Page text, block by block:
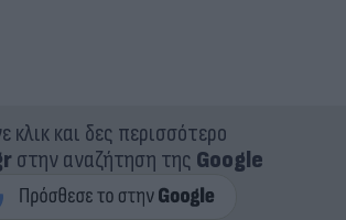
κλικ και δες περισσότερο
στην αναζήτηση της Google